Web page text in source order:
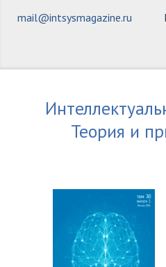
mail@intsysmagazine.ru
Теория и